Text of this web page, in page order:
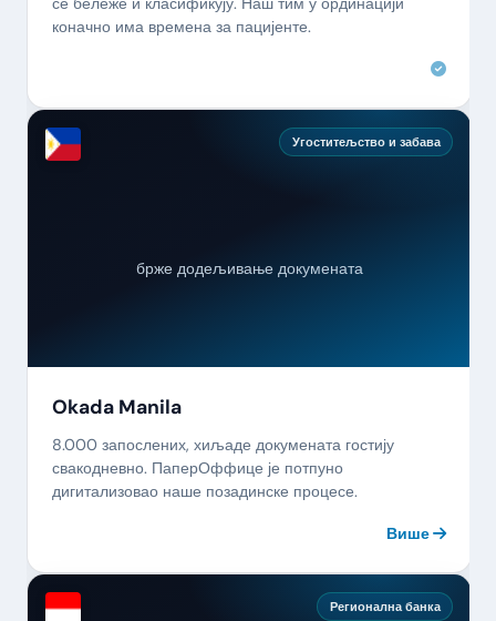
коначно има времена за пацијенте.
Угоститељство и забава
брже додељивање докумената
Okada Manila
8.000 запослених, хиљаде докумената гостију
свакодневно. ПаперОффице је потпуно
дигитализовао наше позадинске процесе.
Више
Регионална банка